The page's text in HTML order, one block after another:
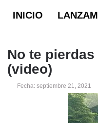
INICIO
No te
(video)
Fecha: septiembre 21, 2021